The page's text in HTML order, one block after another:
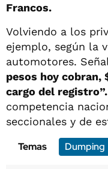
Francos.
Volviendo a los
ejemplo, según la
automotores.
pesos hoy cobran,
cargo del registro”.
competencia
seccionales y de
Temas
Dumping